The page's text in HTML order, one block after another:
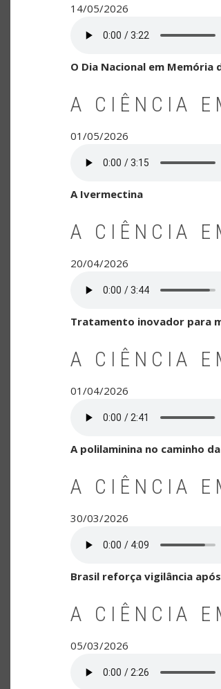
14/05/2026
O Dia Nacional em Memória
A CIÊNCIA
01/05/2026
A Ivermectina
A CIÊNCIA
20/04/2026
Tratamento inovador para
A CIÊNCIA
01/04/2026
A polilaminina no caminho
A CIÊNCIA
30/03/2026
Brasil reforça vigilância
A CIÊNCIA
05/03/2026